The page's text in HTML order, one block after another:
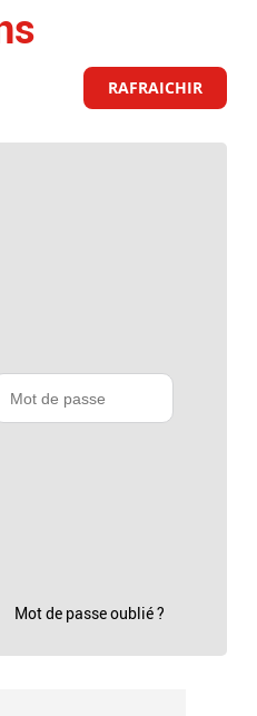
RAFRAICHIR
Mot de passe oublié ?